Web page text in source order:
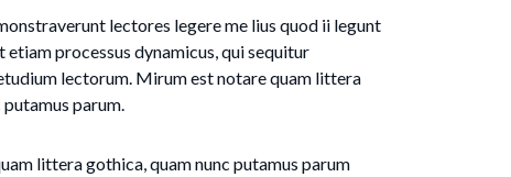
lectores legere me lius quod ii legunt
etiam processus dynamicus, qui sequitur
lectorum. Mirum est notare quam littera
parum.
littera gothica, quam nunc putamus parum